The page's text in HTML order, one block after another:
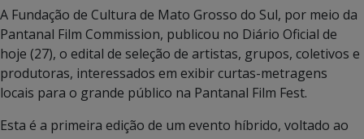
A Fundação de Cultura de Mato Grosso do Sul, por meio da
Pantanal Film Commission, publicou no Diário Oficial de
hoje (27), o edital de seleção de artistas, grupos, coletivos e
produtoras, interessados em exibir curtas-metragens
locais para o grande público na Pantanal Film Fest.
Esta é a primeira edição de um evento híbrido, voltado ao